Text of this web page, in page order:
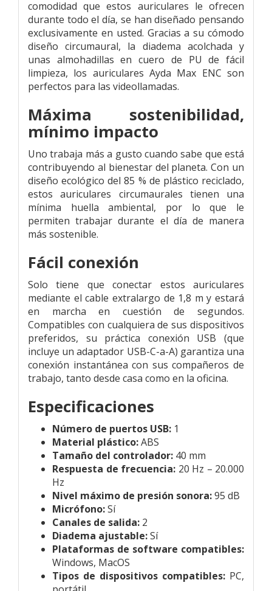
comodidad que estos auriculares le ofrecen
durante todo el día, se han diseñado pensando
exclusivamente en usted. Gracias a su cómodo
diseño circumaural, la diadema acolchada y
unas almohadillas en cuero de PU de fácil
limpieza, los auriculares Ayda Max ENC son
perfectos para las videollamadas.
Máxima sostenibilidad,
mínimo impacto
Uno trabaja más a gusto cuando sabe que está
contribuyendo al bienestar del planeta. Con un
diseño ecológico del 85 % de plástico reciclado,
estos auriculares circumaurales tienen una
mínima huella ambiental, por lo que le
permiten trabajar durante el día de manera
más sostenible.
Fácil conexión
Solo tiene que conectar estos auriculares
mediante el cable extralargo de 1,8 m y estará
en marcha en cuestión de segundos.
Compatibles con cualquiera de sus dispositivos
preferidos, su práctica conexión USB (que
incluye un adaptador USB-C-a-A) garantiza una
conexión instantánea con sus compañeros de
trabajo, tanto desde casa como en la oficina.
Especificaciones
Número de puertos USB: 1
Material plástico:ABS
Tamaño del controlador: 40 mm
Respuesta de frecuencia: 20 Hz – 20.000
Hz
Nivel máximo de presión sonora:95 dB
Micrófono:Sí
Canales de salida: 2
Diadema ajustable:Sí
Plataformas de software compatibles:
Windows, MacOS
Tipos de dispositivos compatibles: PC,